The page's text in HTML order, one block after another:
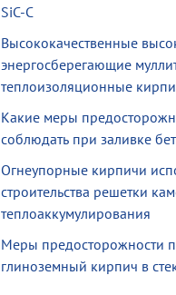
SiC-C
Высококачественные
энергосберегающие
теплоизоляционные
Какие меры
соблюдать при заливке
Огнеупорные кирпичи
строительства решетки
теплоаккумулирования
Меры предосторожности
глиноземный кирпич в